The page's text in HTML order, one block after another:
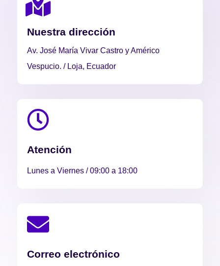
Nuestra dirección
Av. José María Vivar Castro y Américo
Vespucio. / Loja, Ecuador
Atención
Lunes a Viernes / 09:00 a 18:00
Correo electrónico